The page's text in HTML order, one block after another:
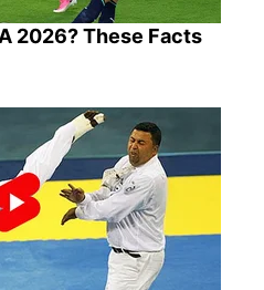
2026? These Facts